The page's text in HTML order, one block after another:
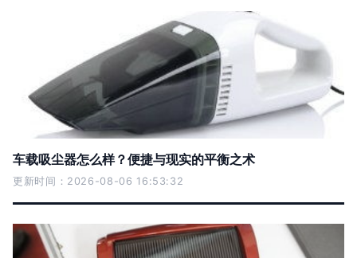
车载吸尘器怎么样？便捷与现实的平衡之术
更新时间：2026-08-06 16:53:32